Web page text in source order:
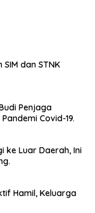
dan STNK
Penjaga
Covid-19.
ke Luar Daerah, Ini
Hamil, Keluarga